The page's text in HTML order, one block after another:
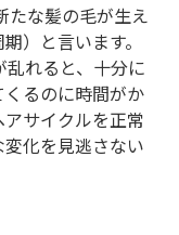
たな髪の毛が生え
）と言います。
れると、十分に
るのに時間がか
サイクルを正常
化を見逃さない